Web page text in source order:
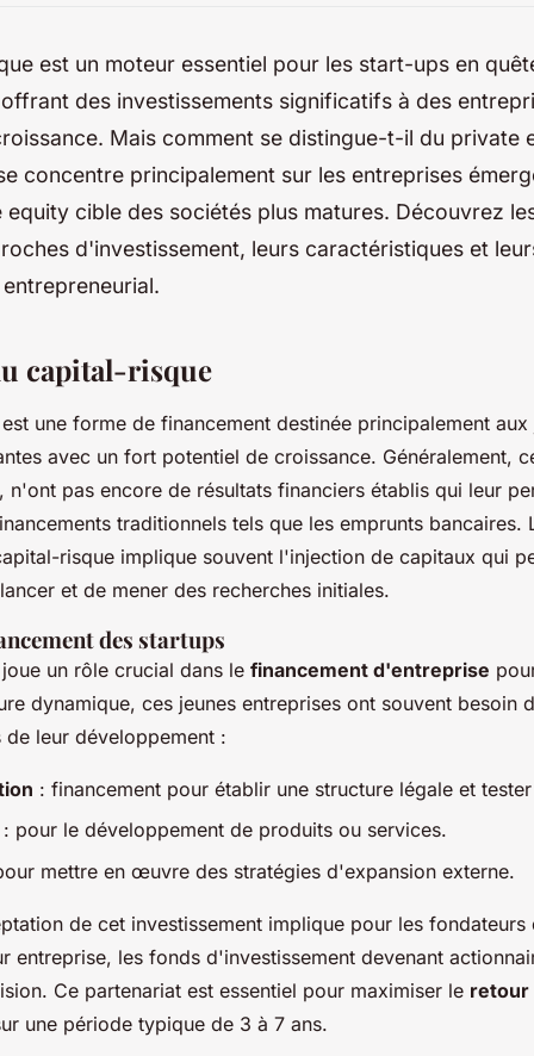
est un moteur essentiel pour les start-ups en
des investissements significatifs à des
Mais comment se distingue-t-il du private
concentre principalement sur les entreprises
equity cible des sociétés plus matures. Découvrez
d'investissement, leurs caractéristiques et
capital-risque
une forme de financement destinée principalement aux
avec un fort potentiel de croissance. Généralement,
n'ont pas encore de résultats financiers établis qui leur
traditionnels tels que les emprunts bancaires.
risque implique souvent l'injection de capitaux qui
et de mener des recherches initiales.
des startups
un rôle crucial dans le financement d'entreprise
dynamique, ces jeunes entreprises ont souvent besoin
leur développement :
: financement pour établir une structure légale et
pour le développement de produits ou services.
mettre en œuvre des stratégies d'expansion externe.
de cet investissement implique pour les
entreprise, les fonds d'investissement devenant
Ce partenariat est essentiel pour maximiser le retour
une période typique de 3 à 7 ans.